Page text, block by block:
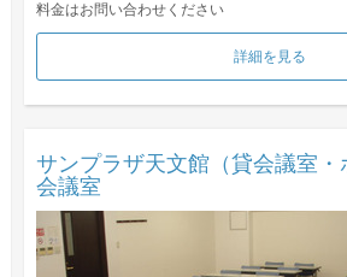
料金はお問い合わせください
詳細を見る
サンプラザ天文館（貸会議室
会議室